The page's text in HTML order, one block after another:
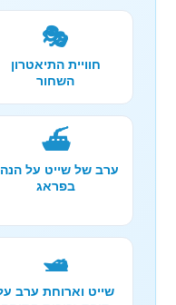
🎭
חוויית התיאטרון
השחור
⛴️
ערב של שייט על
בפראג
🛥️
שייט וארוחת ערב